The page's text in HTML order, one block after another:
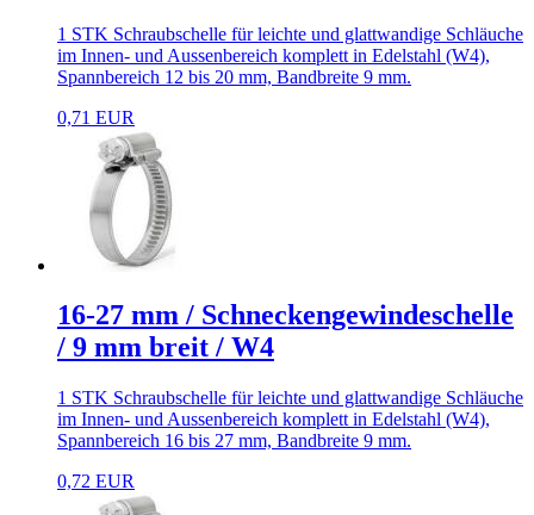
1 STK Schraubschelle für leichte und glattwandige Schläuche
im Innen- und Aussenbereich komplett in Edelstahl (W4),
Spannbereich 12 bis 20 mm, Bandbreite 9 mm.
0,71 EUR
16-27 mm / Schneckengewindeschelle
/ 9 mm breit / W4
1 STK Schraubschelle für leichte und glattwandige Schläuche
im Innen- und Aussenbereich komplett in Edelstahl (W4),
Spannbereich 16 bis 27 mm, Bandbreite 9 mm.
0,72 EUR